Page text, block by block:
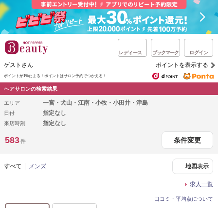
レディース ブックマーク ログイン
ゲストさん ポイントを表示する
ポイントが1%たまる！ ポイントはサロン予約でつかえる！
ヘアサロンの検索結果
エリア 一宮・犬山・江南・小牧・小田井・津島
日付 指定なし
来店時刻 指定なし
583件 条件変更
すべて メンズ 地図表示
求人一覧
口コミ・平均点について